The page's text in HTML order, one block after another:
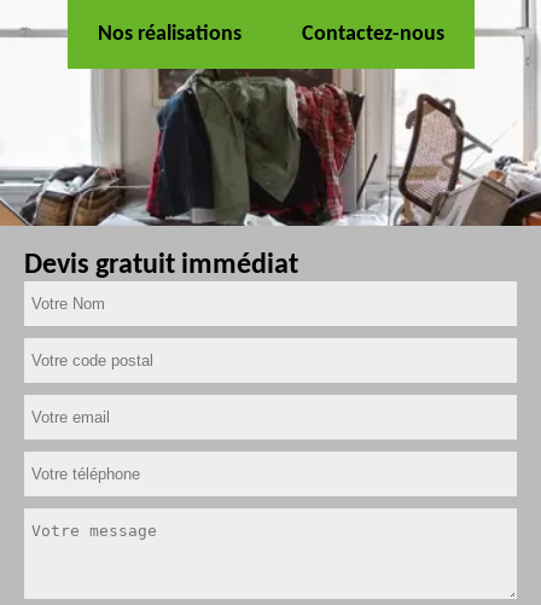
Nos réalisations Contactez-nous
Devis gratuit immédiat